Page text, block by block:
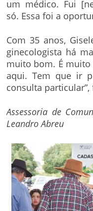
um médico. Fui
só. Essa foi a
Com 35 anos,
ginecologista há
muito bom. É
aqui. Tem que ir
consulta
Assessoria de
Leandro Abreu